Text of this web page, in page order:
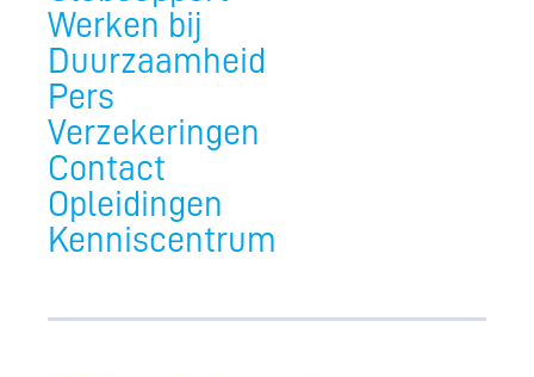
Werken bij
Duurzaamheid
Pers
Verzekeringen
Contact
Opleidingen
Kenniscentrum